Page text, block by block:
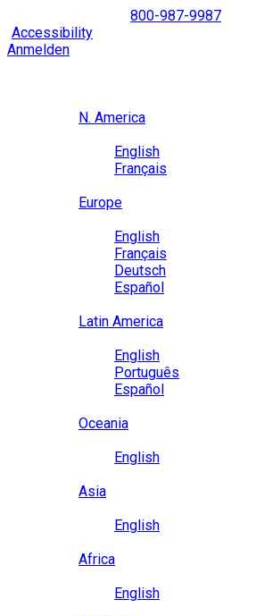
to
content
800-987-9987
Accessibility
Anmelden
N. America
English
Français
Europe
English
Français
Deutsch
Español
Latin America
English
Português
Español
Oceania
English
Asia
English
Africa
English